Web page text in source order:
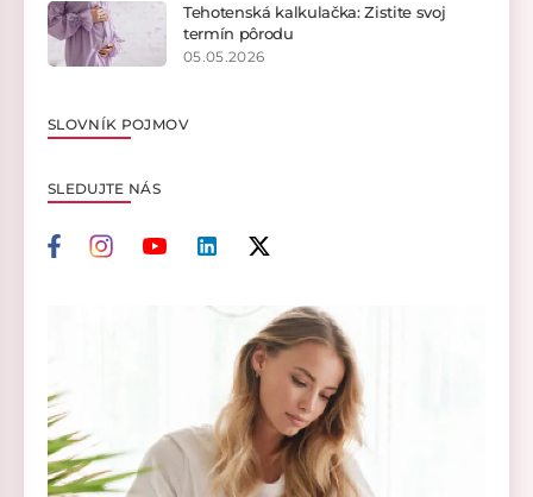
Tehotenská kalkulačka: Zistite svoj
termín pôrodu
05.05.2026
SLOVNÍK POJMOV
SLEDUJTE NÁS